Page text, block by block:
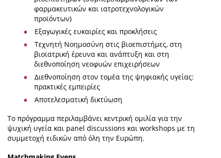
φαρμακευτικών και ιατροτεχνολογικών
προϊόντων)
Εξαγωγικές ευκαιρίες και προκλήσεις
Τεχνητή Νοημοσύνη στις βιοεπιστήμες, στη
βιοϊατρική έρευνα και ανάπτυξη και στη
διεθνοποίηση νεοφυών επιχειρήσεων
Διεθνοποίηση στον τομέα της ψηφιακής υγείας:
πρακτικές εμπειρίες
Αποτελεσματική δικτύωση
Το πρόγραμμα περιλαμβάνει κεντρική ομιλία για την
ψυχική υγεία και panel discussions και workshops με τη
συμμετοχή ειδικών από όλη την Ευρώπη.